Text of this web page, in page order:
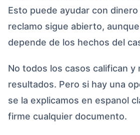
Esto puede ayudar con
reclamo sigue abierto,
depende de los hechos del
No todos los casos califican y
resultados. Pero si hay una
se la explicamos en espanol
firme cualquier documento.